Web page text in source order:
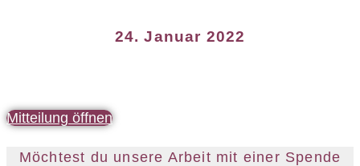
24. Januar 2022
Mitteilung öffnen
Möchtest du unsere Arbeit mit einer Spende